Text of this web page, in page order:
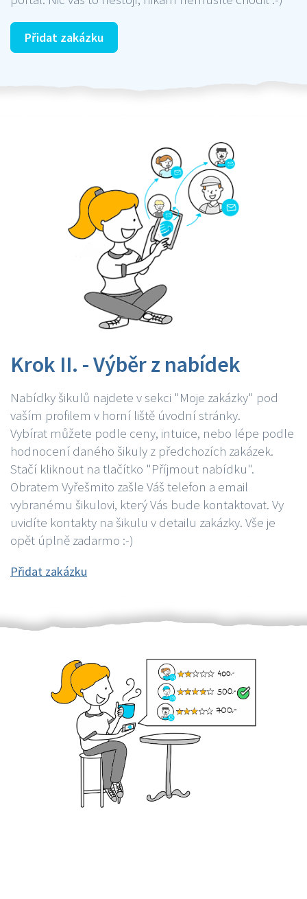
Přidat zakázku
Krok II. - Výběr z nabídek
Nabídky šikulů najdete v sekci "Moje zakázky" pod
vaším profilem v horní liště úvodní stránky.
Vybírat můžete podle ceny, intuice, nebo lépe podle
hodnocení daného šikuly z předchozích zakázek.
Stačí kliknout na tlačítko "Příjmout nabídku".
Obratem Vyřešmito zašle Váš telefon a email
vybranému šikulovi, který Vás bude kontaktovat. Vy
uvidíte kontakty na šikulu v detailu zakázky. Vše je
opět úplně zadarmo :-)
Přidat zakázku